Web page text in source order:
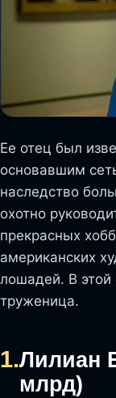
Ее отец был
основавшим
наследство
охотно
прекрасных
американских
лошадей. В этой
труженица.
1.Лилиан
млрд)